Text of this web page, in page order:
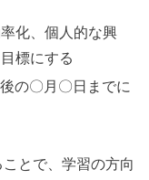
化、個人的な興
標にする
の〇月〇日までに
とで、学習の方向